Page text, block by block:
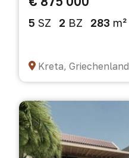
5 SZ 2 BZ 283 m²
Kreta, Griechenland